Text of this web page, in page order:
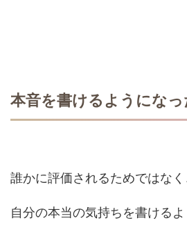
本音を書けるようになっ
誰かに評価されるためではなく
自分の本当の気持ちを書けるよ